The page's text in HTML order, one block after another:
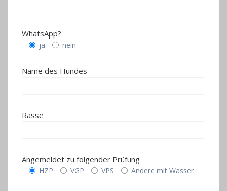
WhatsApp?
ja nein
Name des Hundes
Rasse
Angemeldet zu folgender Prüfung
HZP VGP VPS Andere mit Wasser